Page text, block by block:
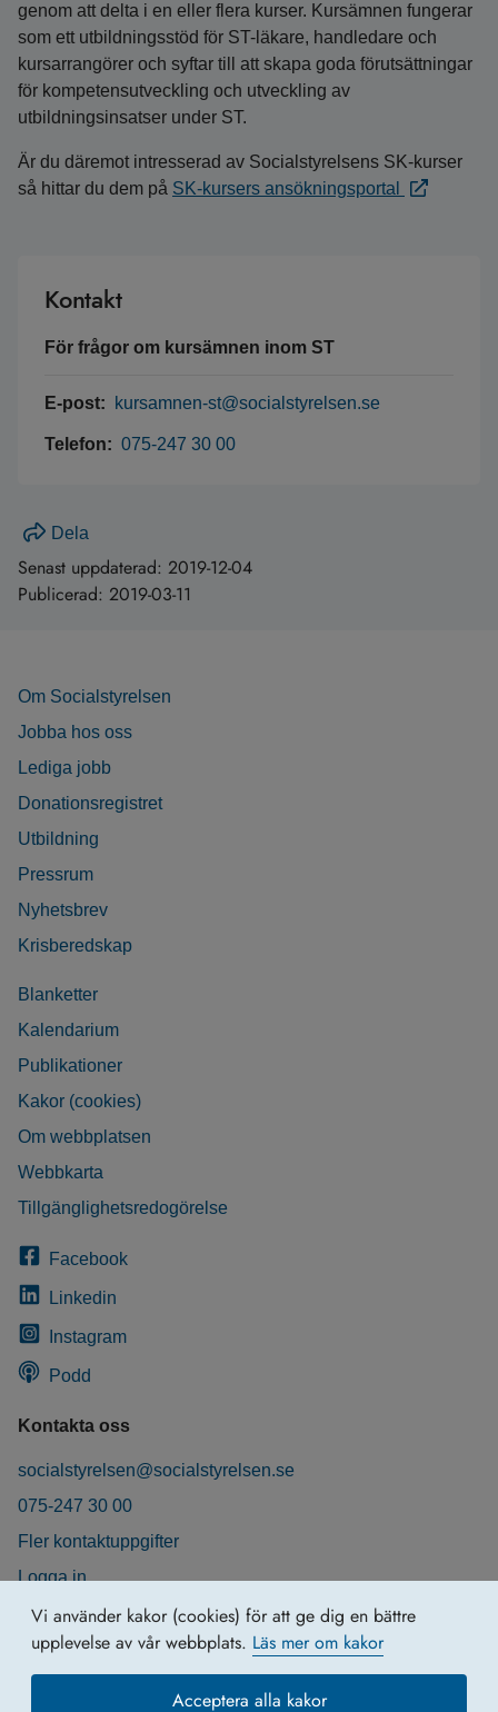
Vi använder kakor (cookies) för att ge dig en bättre
upplevelse av vår webbplats. Läs mer om kakor
Acceptera alla kakor
genom att delta i en eller flera kurser. Kursämnen fungerar
som ett utbildningsstöd för ST-läkare, handledare och
kursarrangörer och syftar till att skapa goda förutsättningar
för kompetensutveckling och utveckling av
utbildningsinsatser under ST.
Är du däremot intresserad av Socialstyrelsens SK-kurser
så hittar du dem på SK-kursers ansökningsportal
Kontakt
För frågor om kursämnen inom ST
E-post: kursamnen-st@socialstyrelsen.se
Telefon: 075-247 30 00
Dela
Senast uppdaterad: 2019-12-04
Publicerad: 2019-03-11
Om Socialstyrelsen
Jobba hos oss
Lediga jobb
Donationsregistret
Utbildning
Pressrum
Nyhetsbrev
Krisberedskap
Blanketter
Kalendarium
Publikationer
Kakor (cookies)
Om webbplatsen
Webbkarta
Tillgänglighetsredogörelse
Facebook
Linkedin
Instagram
Podd
Kontakta oss
socialstyrelsen@socialstyrelsen.se
075-247 30 00
Fler kontaktuppgifter
Logga in
Behandling av personuppgifter